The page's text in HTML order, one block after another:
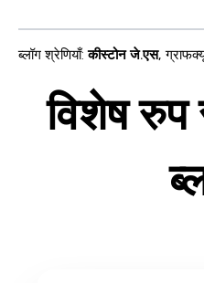
ब्लॉग श्रेणियाँ: कीस्टोन जे.एस,
विशेष रुप